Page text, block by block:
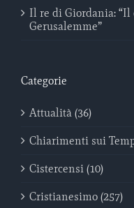
Il re di Giordania: “Il
Gerusalemme”
Categorie
Attualità (36)
Chiarimenti sui
Cistercensi (10)
Cristianesimo (257)